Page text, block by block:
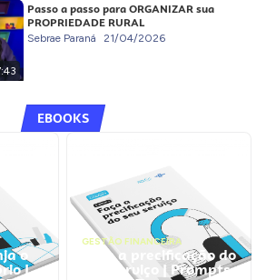
Passo a passo para ORGANIZAR sua
PROPRIEDADE RURAL
Sebrae Paraná 21/04/2026
EBOOKS
o
|
GESTÃO FINANCEIRA
Faça a precificação do
seu serviço | Prompts